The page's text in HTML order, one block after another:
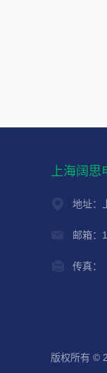
上海阔思
地址：
邮箱：
传真：
版权所有 ©